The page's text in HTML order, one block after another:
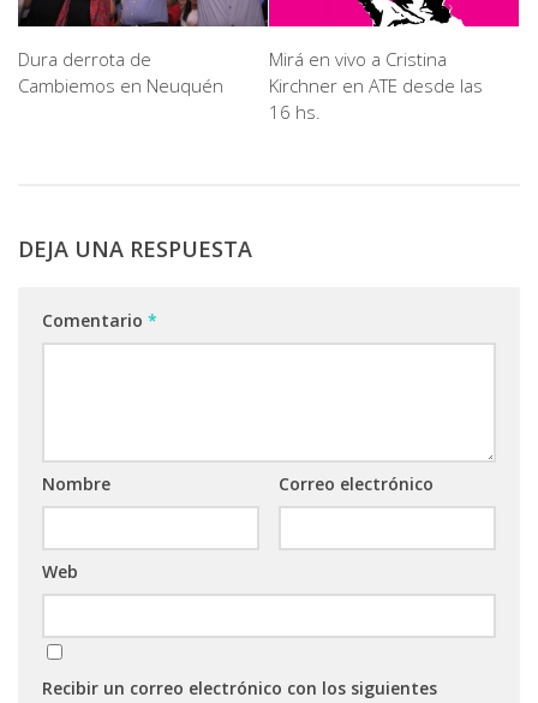
Dura derrota de
Cambiemos en Neuquén
Mirá en vivo a Cristina
Kirchner en ATE desde las
16 hs.
DEJA UNA RESPUESTA
Comentario *
Nombre Correo electrónico
Web
Recibir un correo electrónico con los siguientes